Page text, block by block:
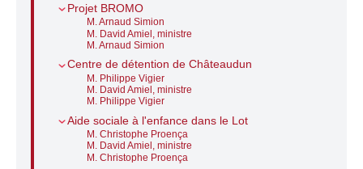
Projet BROMO
M. Arnaud Simion
M. David Amiel, ministre
M. Arnaud Simion
Centre de détention de Châteaudun
M. Philippe Vigier
M. David Amiel, ministre
M. Philippe Vigier
Aide sociale à l'enfance dans le Lot
M. Christophe Proença
M. David Amiel, ministre
M. Christophe Proença